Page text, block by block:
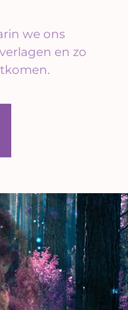
we ons
en zo